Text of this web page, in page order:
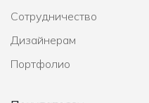
Сотрудничество
Дизайнерам
Портфолио